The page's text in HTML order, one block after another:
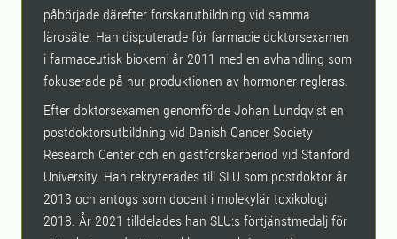
påbörjade därefter forskarutbildning vid samma
lärosäte. Han disputerade för farmacie doktorsexamen
i farmaceutisk biokemi år 2011 med en avhandling som
fokuserade på hur produktionen av hormoner regleras.
Efter doktorsexamen genomförde Johan Lundqvist en
postdoktorsutbildning vid Danish Cancer Society
Research Center och en gästforskarperiod vid Stanford
University. Han rekryterades till SLU som postdoktor år
2013 och antogs som docent i molekylär toxikologi
2018. År 2021 tilldelades han SLU:s förtjänstmedalj för